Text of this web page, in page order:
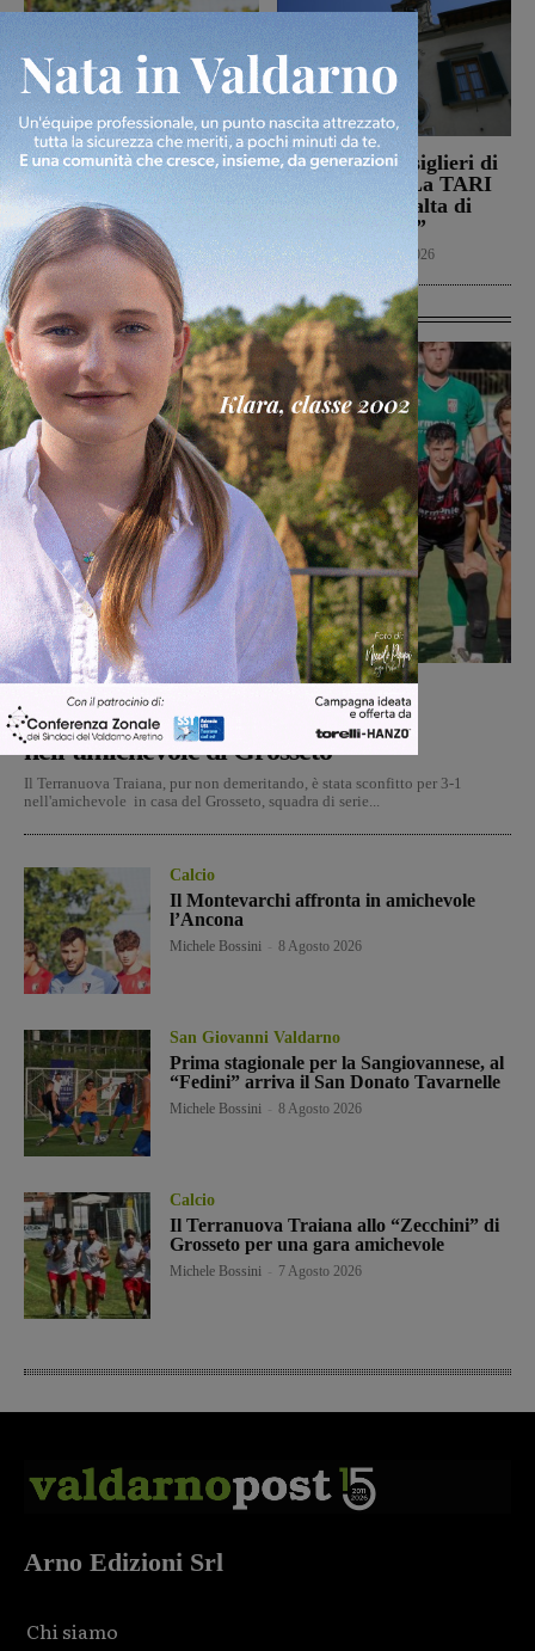
Il Montevarchi affronta
in amichevole l’Ancona
Calcio 8 Agosto 2026
Reggello, i consiglieri di
opposizione: “La TARI
2026 resta più alta di
quella del 2022”
Politica 8 Agosto 2026
Ultime Calcio
Calcio Michele Bossini -8 Agosto 2026
Il Terrranuova Traiana battuto 3-1
nell’amichevole di Grosseto
Il Terranuova Traiana, pur non demeritando, è stata sconfitto per 3-1
nell'amichevole in casa del Grosseto, squadra di serie...
Calcio
Il Montevarchi affronta in amichevole
l’Ancona
Michele Bossini 8 Agosto 2026
San Giovanni Valdarno
Prima stagionale per la Sangiovannese, al
“Fedini” arriva il San Donato Tavarnelle
Michele Bossini 8 Agosto 2026
Calcio
Il Terranuova Traiana allo “Zecchini” di
Grosseto per una gara amichevole
Michele Bossini 7 Agosto 2026
Arno Edizioni Srl
Chi siamo